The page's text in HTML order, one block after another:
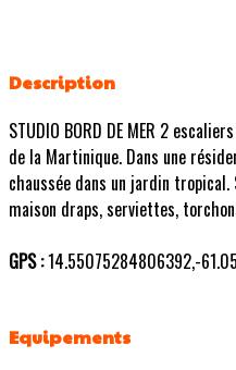
Description
STUDIO BORD DE MER 2
de la Martinique. Dans une
chaussée dans un jardin
maison draps, serviettes,
GPS :14.55075284806392,-
Equipements